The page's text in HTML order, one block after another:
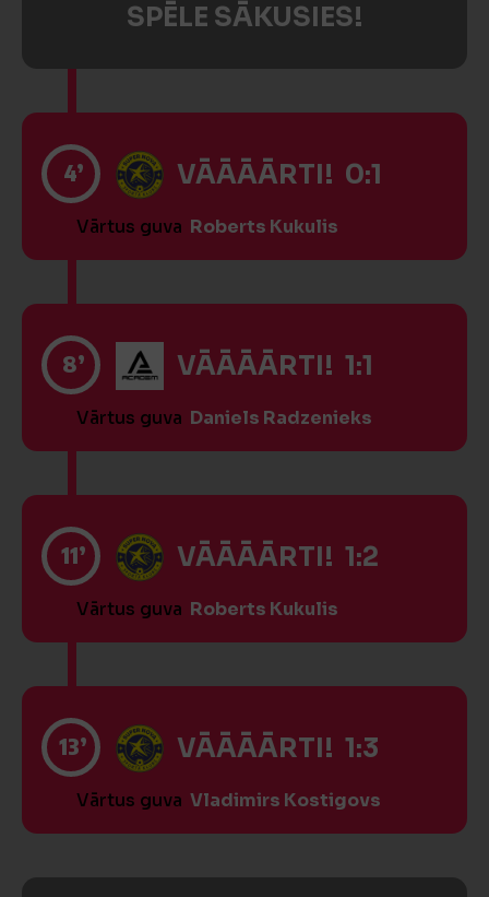
SPĒLE SĀKUSIES!
4’ VĀĀĀĀRTI! 0:1
Vārtus guva Roberts Kukulis
8’ VĀĀĀĀRTI! 1:1
Vārtus guva Daniels Radzenieks
11’ VĀĀĀĀRTI! 1:2
Vārtus guva Roberts Kukulis
13’ VĀĀĀĀRTI! 1:3
Vārtus guva Vladimirs Kostigovs